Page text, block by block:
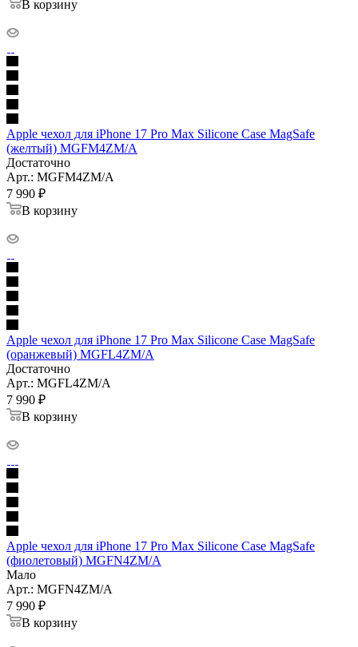
В корзину
Apple чехол для iPhone 17 Pro Max Silicone Case MagSafe
(желтый) MGFM4ZM/A
Достаточно
Арт.: MGFM4ZM/A
7 990 ₽
В корзину
Apple чехол для iPhone 17 Pro Max Silicone Case MagSafe
(оранжевый) MGFL4ZM/A
Достаточно
Арт.: MGFL4ZM/A
7 990 ₽
В корзину
Apple чехол для iPhone 17 Pro Max Silicone Case MagSafe
(фиолетовый) MGFN4ZM/A
Мало
Арт.: MGFN4ZM/A
7 990 ₽
В корзину